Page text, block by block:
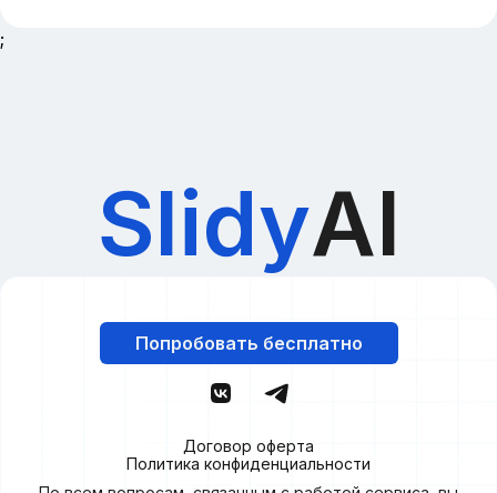
;
SlidyAI
Попробовать бесплатно
Договор оферта
Политика конфиденциальности